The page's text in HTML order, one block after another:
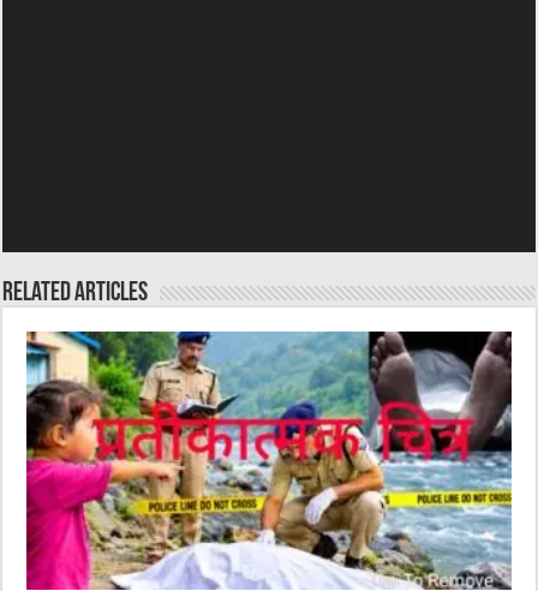
Related Articles